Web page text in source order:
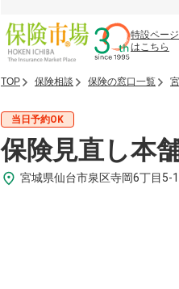
特設ページ
はこちら
TOP 保険相談 保険の窓口一覧
当日予約OK
保険見直し本
宮城県仙台市泉区寺岡6丁目5-